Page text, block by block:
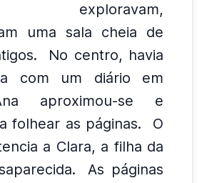
exploravam,
uma sala cheia de
No centro, havia
com um diário em
aproximou-se e
folhear as páginas.
O
a Clara, a filha da
As páginas